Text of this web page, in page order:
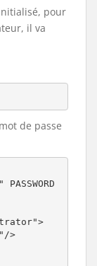
pour
il va
de passe
"/>